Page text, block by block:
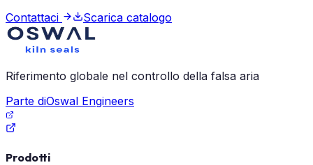
Contattaci
Scarica catalogo
Riferimento globale nel controllo della falsa aria
Parte diOswal Engineers
Prodotti